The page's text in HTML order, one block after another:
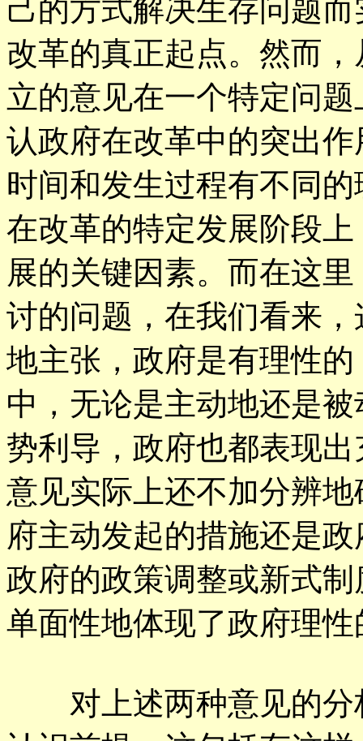
己的方式解决生存问题
改革的真正起点。然而
立的意见在一个特定问
认政府在改革中的突出
时间和发生过程有不同
在改革的特定发展阶段
展的关键因素。而在这
讨的问题，在我们看来
地主张，政府是有理性
中，无论是主动地还是
势利导，政府也都表现
意见实际上还不加分辨
府主动发起的措施还是
政府的政策调整或新式
单面性地体现了政府理
对上述两种意见的分